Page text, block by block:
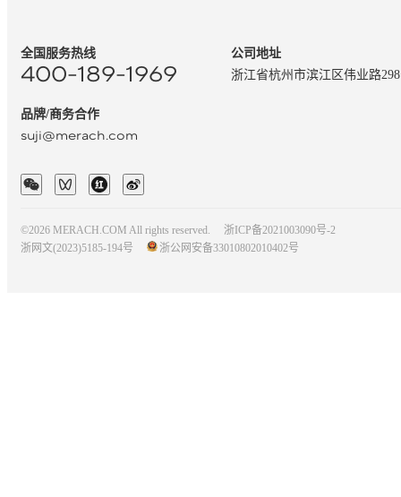
全国服务热线
400-189-1969
品牌/商务合作
suji@merach.com
公司地址
浙江省杭州市滨江区伟业路
©2026 MERACH.COM All rights reserved.
浙ICP备2021003090号-2
浙网文(2023)5185-194号
浙公网安备33010802010402号